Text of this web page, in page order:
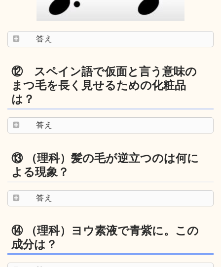
答え
⑫ スペイン語で仮面と言う意味の
まつ毛を長く見せるための化粧品
は？
答え
⑬ （理科）髪の毛が逆立つのは何に
よる現象？
答え
⑭ （理科）ヨウ素液で青紫に。この
成分は？